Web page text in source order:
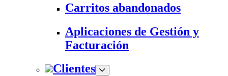
Carritos abandonados
Aplicaciones de Gestión y
Facturación
Clientes